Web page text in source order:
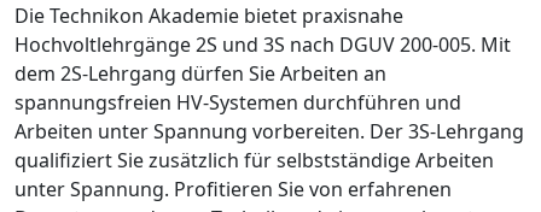
Die Technikon Akademie bietet praxisnahe
Hochvoltlehrgänge 2S und 3S nach DGUV 200-005. Mit
dem 2S-Lehrgang dürfen Sie Arbeiten an
spannungsfreien HV-Systemen durchführen und
Arbeiten unter Spannung vorbereiten. Der 3S-Lehrgang
qualifiziert Sie zusätzlich für selbstständige Arbeiten
unter Spannung. Profitieren Sie von erfahrenen